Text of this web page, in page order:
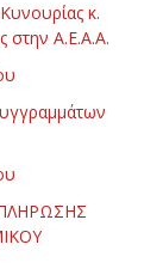
κ.
στην Α.Ε.Α.Α.